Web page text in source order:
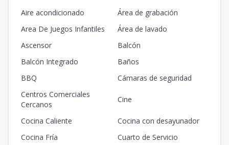
Aire acondicionado
Área de grabación
Area De Juegos Infantiles
Área de lavado
Ascensor
Balcón
Balcón Integrado
Baños
BBQ
Cámaras de seguridad
Centros Comerciales
Cercanos
Cine
Cocina Caliente
Cocina con desayunador
Cocina Fría
Cuarto de Servicio